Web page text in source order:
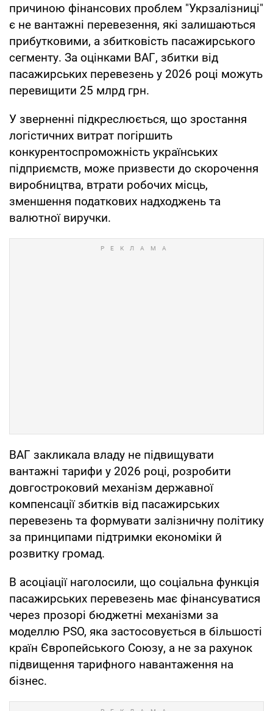
причиною фінансових проблем "Укрзалізниці"
є не вантажні перевезення, які залишаються
прибутковими, а збитковість пасажирського
сегменту. За оцінками ВАГ, збитки від
пасажирських перевезень у 2026 році можуть
перевищити 25 млрд грн.
У зверненні підкреслюється, що зростання
логістичних витрат погіршить
конкурентоспроможність українських
підприємств, може призвести до скорочення
виробництва, втрати робочих місць,
зменшення податкових надходжень та
валютної виручки.
ВАГ закликала владу не підвищувати
вантажні тарифи у 2026 році, розробити
довгостроковий механізм державної
компенсації збитків від пасажирських
перевезень та формувати залізничну політику
за принципами підтримки економіки й
розвитку громад.
В асоціації наголосили, що соціальна функція
пасажирських перевезень має фінансуватися
через прозорі бюджетні механізми за
моделлю PSO, яка застосовується в більшості
країн Європейського Союзу, а не за рахунок
підвищення тарифного навантаження на
бізнес.